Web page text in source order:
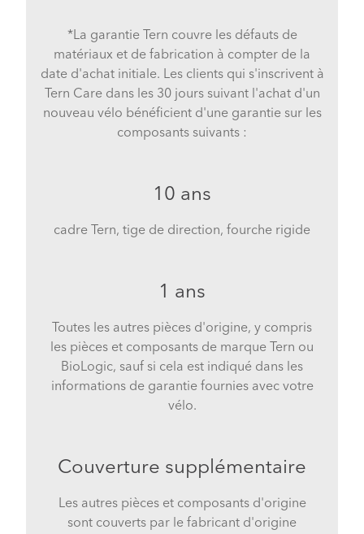
*La garantie Tern couvre les défauts de
matériaux et de fabrication à compter de la
date d'achat initiale. Les clients qui s'inscrivent à
Tern Care dans les 30 jours suivant l'achat d'un
nouveau vélo bénéficient d'une garantie sur les
composants suivants :
10 ans
cadre Tern, tige de direction, fourche rigide
1 ans
Toutes les autres pièces d'origine, y compris
les pièces et composants de marque Tern ou
BioLogic, sauf si cela est indiqué dans les
informations de garantie fournies avec votre
vélo.
Couverture supplémentaire
Les autres pièces et composants d'origine
sont couverts par le fabricant d'origine